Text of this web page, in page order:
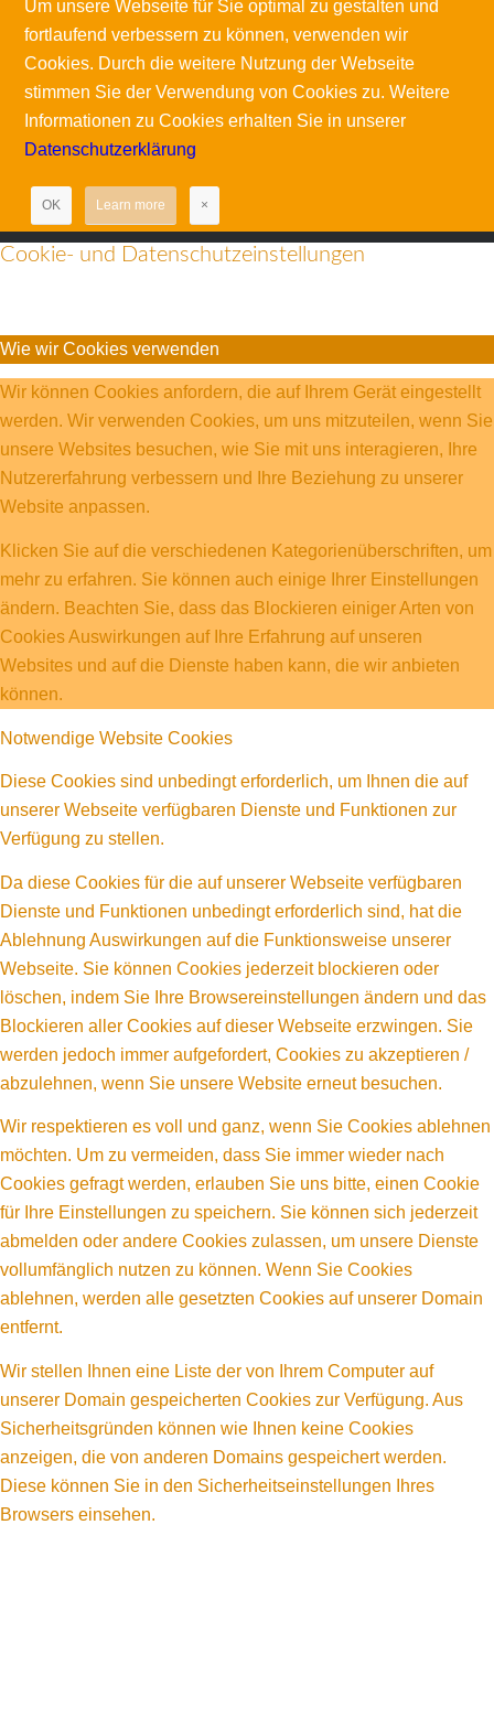
Um unsere Webseite für Sie optimal zu gestalten und
fortlaufend verbessern zu können, verwenden wir
Cookies. Durch die weitere Nutzung der Webseite
stimmen Sie der Verwendung von Cookies zu. Weitere
Informationen zu Cookies erhalten Sie in unserer
Datenschutzerklärung
OK Learn more ×
Cookie- und Datenschutzeinstellungen
Wie wir Cookies verwenden
Wir können Cookies anfordern, die auf Ihrem Gerät eingestellt
werden. Wir verwenden Cookies, um uns mitzuteilen, wenn Sie
unsere Websites besuchen, wie Sie mit uns interagieren, Ihre
Nutzererfahrung verbessern und Ihre Beziehung zu unserer
Website anpassen.
Klicken Sie auf die verschiedenen Kategorienüberschriften, um
mehr zu erfahren. Sie können auch einige Ihrer Einstellungen
ändern. Beachten Sie, dass das Blockieren einiger Arten von
Cookies Auswirkungen auf Ihre Erfahrung auf unseren
Websites und auf die Dienste haben kann, die wir anbieten
können.
Notwendige Website Cookies
Diese Cookies sind unbedingt erforderlich, um Ihnen die auf
unserer Webseite verfügbaren Dienste und Funktionen zur
Verfügung zu stellen.
Da diese Cookies für die auf unserer Webseite verfügbaren
Dienste und Funktionen unbedingt erforderlich sind, hat die
Ablehnung Auswirkungen auf die Funktionsweise unserer
Webseite. Sie können Cookies jederzeit blockieren oder
löschen, indem Sie Ihre Browsereinstellungen ändern und das
Blockieren aller Cookies auf dieser Webseite erzwingen. Sie
werden jedoch immer aufgefordert, Cookies zu akzeptieren /
abzulehnen, wenn Sie unsere Website erneut besuchen.
Wir respektieren es voll und ganz, wenn Sie Cookies ablehnen
möchten. Um zu vermeiden, dass Sie immer wieder nach
Cookies gefragt werden, erlauben Sie uns bitte, einen Cookie
für Ihre Einstellungen zu speichern. Sie können sich jederzeit
abmelden oder andere Cookies zulassen, um unsere Dienste
vollumfänglich nutzen zu können. Wenn Sie Cookies
ablehnen, werden alle gesetzten Cookies auf unserer Domain
entfernt.
Wir stellen Ihnen eine Liste der von Ihrem Computer auf
unserer Domain gespeicherten Cookies zur Verfügung. Aus
Sicherheitsgründen können wie Ihnen keine Cookies
anzeigen, die von anderen Domains gespeichert werden.
Diese können Sie in den Sicherheitseinstellungen Ihres
Browsers einsehen.